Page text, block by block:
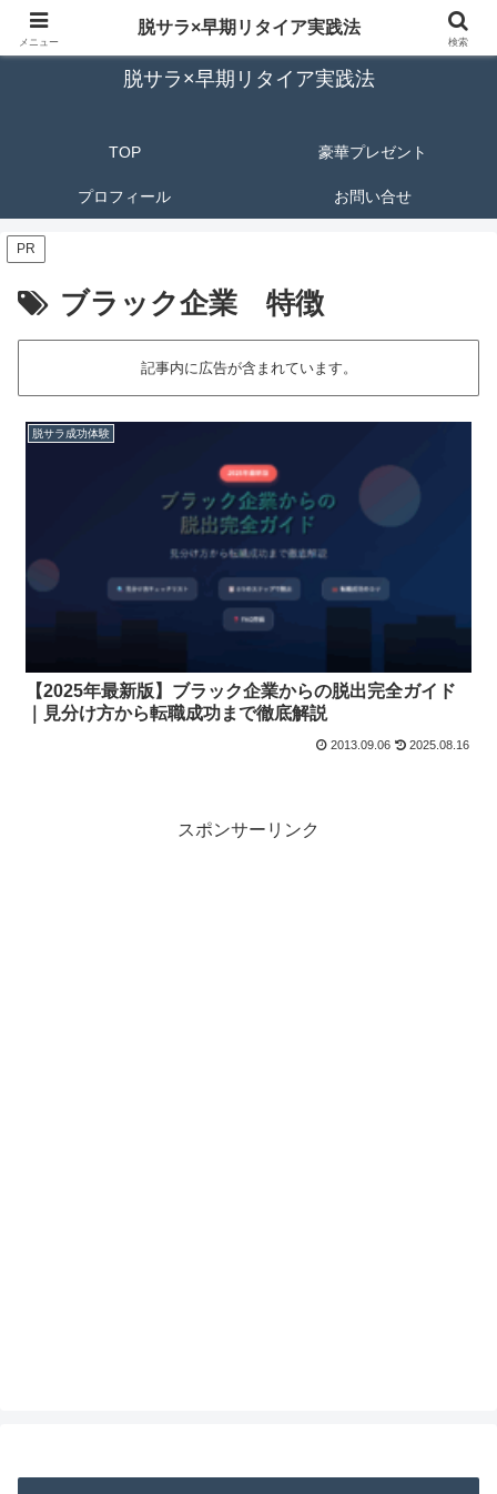
脱サラから自由なセカンドライフへ導く成功の秘訣
脱サラ×早期リタイア実践法
TOP 豪華プレゼント
プロフィール お問い合せ
PR
ブラック企業 特徴
記事内に広告が含まれています。
脱サラ成功体験
【2025年最新版】ブラック企業からの脱出完全ガイド
｜見分け方から転職成功まで徹底解説
2013.09.06 2025.08.16
スポンサーリンク
メニュー
脱サラ×早期リタイア実践法
検索